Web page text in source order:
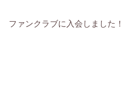
ファンクラブに入会しました！